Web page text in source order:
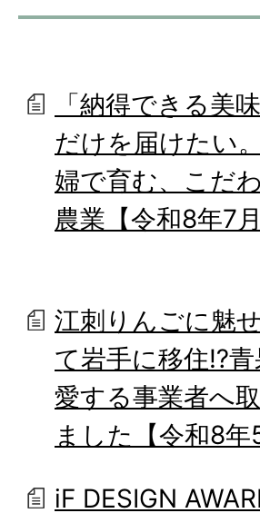
「納得できる美
だけを届けたい
婦で育む、こだ
農業【令和8年7月
江刺りんごに魅
て岩手に移住⁉青
愛する事業者へ
ました【令和8年
iF DESIGN